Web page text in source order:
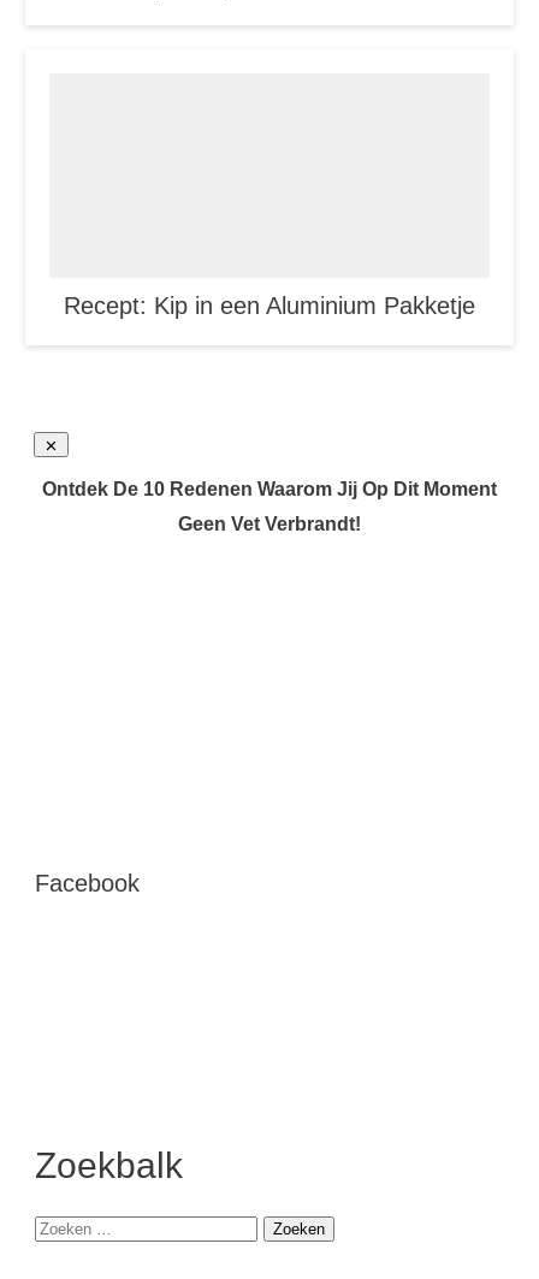
Recept: Kip in een Aluminium Pakketje
Ontdek De 10 Redenen Waarom Jij Op Dit Moment
Geen Vet Verbrandt!
Facebook
Zoekbalk
Zoeken